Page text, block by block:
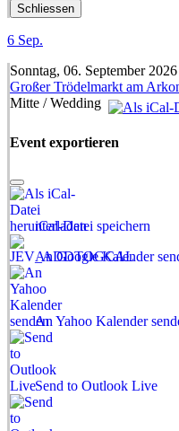
Schliessen
6 Sep.
Sonntag, 06. September
Großer Trödelmarkt am
Mitte / Wedding
Event exportieren
iCal-Datei speichern
An Google Kalender
An Yahoo Kalender
Send to Outlook Live